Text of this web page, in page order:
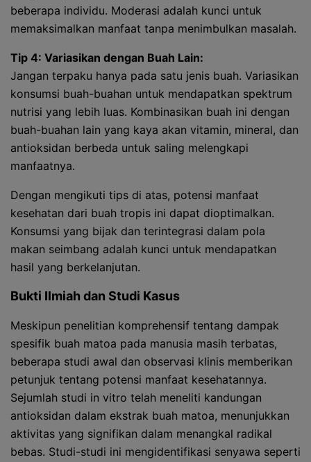
beberapa individu. Moderasi adalah kunci untuk
memaksimalkan manfaat tanpa menimbulkan masalah.
Tip 4: Variasikan dengan Buah Lain:
Jangan terpaku hanya pada satu jenis buah. Variasikan
konsumsi buah-buahan untuk mendapatkan spektrum
nutrisi yang lebih luas. Kombinasikan buah ini dengan
buah-buahan lain yang kaya akan vitamin, mineral, dan
antioksidan berbeda untuk saling melengkapi
manfaatnya.
Dengan mengikuti tips di atas, potensi manfaat
kesehatan dari buah tropis ini dapat dioptimalkan.
Konsumsi yang bijak dan terintegrasi dalam pola
makan seimbang adalah kunci untuk mendapatkan
hasil yang berkelanjutan.
Bukti Ilmiah dan Studi Kasus
Meskipun penelitian komprehensif tentang dampak
spesifik buah matoa pada manusia masih terbatas,
beberapa studi awal dan observasi klinis memberikan
petunjuk tentang potensi manfaat kesehatannya.
Sejumlah studi in vitro telah meneliti kandungan
antioksidan dalam ekstrak buah matoa, menunjukkan
aktivitas yang signifikan dalam menangkal radikal
bebas. Studi-studi ini mengidentifikasi senyawa seperti